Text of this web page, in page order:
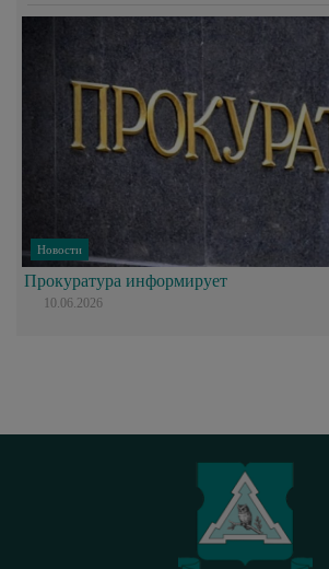
Новости
Прокуратура информирует
10.06.2026